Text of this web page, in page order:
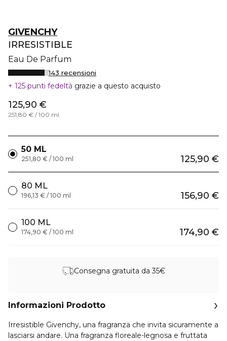
GIVENCHY
IRRESISTIBLE
Eau De Parfum
143 recensioni
125 punti fedeltà grazie a questo acquisto
125,90 €
251,80 € / 100 ml
50 ML
125,90 €
251,80 € / 100 ml
80 ML
156,90 €
196,13 € / 100 ml
100 ML
174,90 €
174,90 € / 100 ml
Consegna gratuita da 35€
Informazioni Prodotto
Irresistible Givenchy, una fragranza che invita sicuramente a
lasciarsi andare. Una fragranza floreale-legnosa e fruttata